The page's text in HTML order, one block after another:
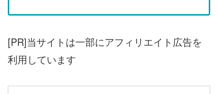
[PR]当サイトは一部にアフィリエイト広告を
利用しています